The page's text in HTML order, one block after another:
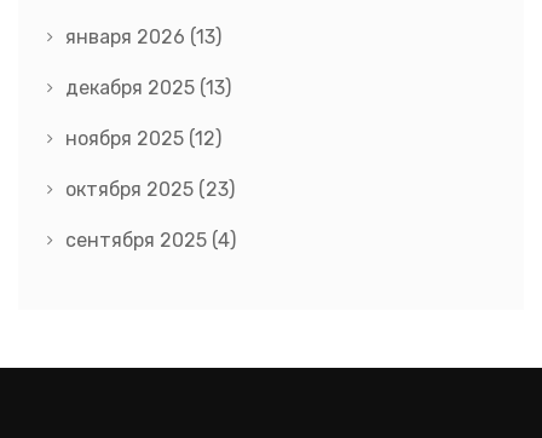
января 2026 (13)
декабря 2025 (13)
ноября 2025 (12)
октября 2025 (23)
сентября 2025 (4)